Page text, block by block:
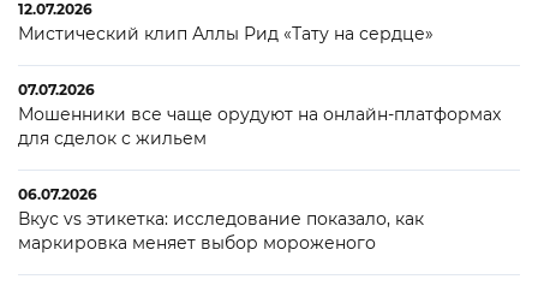
12.07.2026
Мистический клип Аллы Рид «Тату на сердце»
07.07.2026
Мошенники все чаще орудуют на онлайн-платформах
для сделок с жильем
06.07.2026
Вкус vs этикетка: исследование показало, как
маркировка меняет выбор мороженого